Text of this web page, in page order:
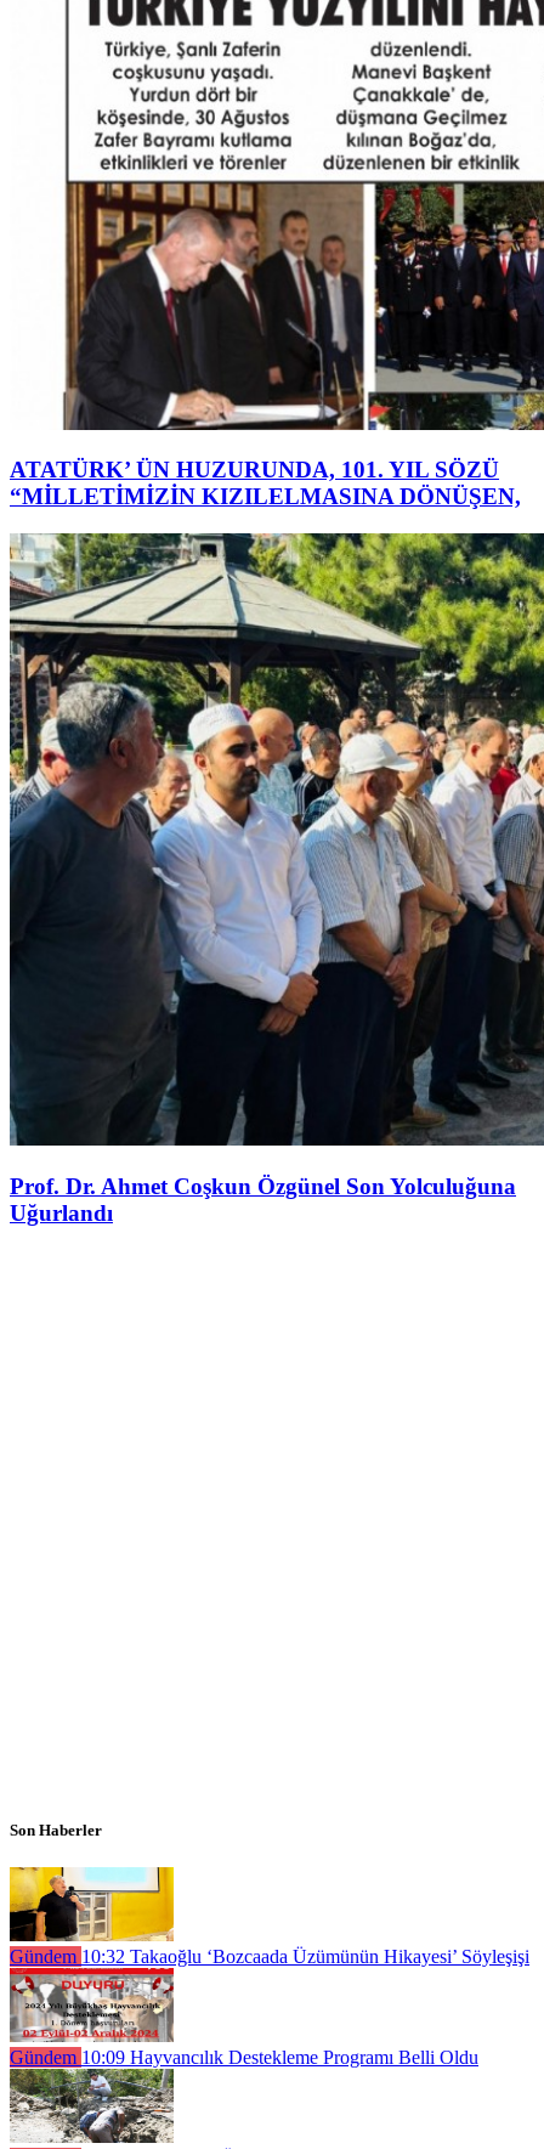
ATATÜRK’ ÜN HUZURUNDA, 101. YIL SÖZÜ
“MİLLETİMİZİN KIZILELMASINA DÖNÜŞEN,
Prof. Dr. Ahmet Coşkun Özgünel Son Yolculuğuna
Uğurlandı
Son Haberler
Gündem 10:32 Takaoğlu ‘Bozcaada Üzümünün Hikayesi’ Söyleşişi
Gündem 10:09 Hayvancılık Destekleme Programı Belli Oldu